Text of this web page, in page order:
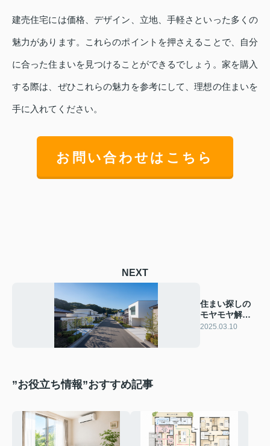
建売住宅には価格、デザイン、立地、手軽さといった多くの
魅力があります。これらのポイントを押さえることで、自分
に合った住まいを見つけることができるでしょう。家を購入
する際は、ぜひこれらの魅力を参考にして、理想の住まいを
手に入れてください。
お問い合わせはこちら
NEXT
住まい探しの
モヤモヤ解消
法とは？不動
2025.03.10
”お役立ち情報”おすすめ記事